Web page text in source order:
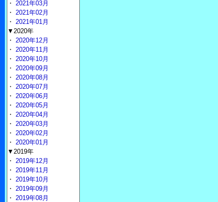
・ 2021年03月
・ 2021年02月
・ 2021年01月
▼2020年
・ 2020年12月
・ 2020年11月
・ 2020年10月
・ 2020年09月
・ 2020年08月
・ 2020年07月
・ 2020年06月
・ 2020年05月
・ 2020年04月
・ 2020年03月
・ 2020年02月
・ 2020年01月
▼2019年
・ 2019年12月
・ 2019年11月
・ 2019年10月
・ 2019年09月
・ 2019年08月